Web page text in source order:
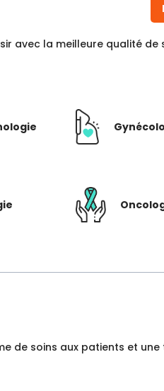
avec la meilleure qualité de
de soins aux patients et